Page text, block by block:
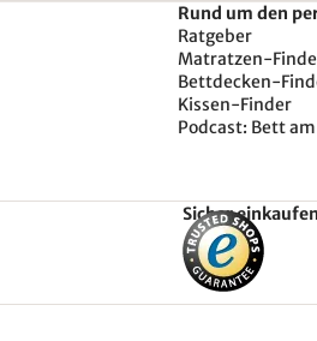
Rund um den
Ratgeber
Matratzen-
Bettdecken-
Kissen-Finder
Podcast: Bett
Sicher